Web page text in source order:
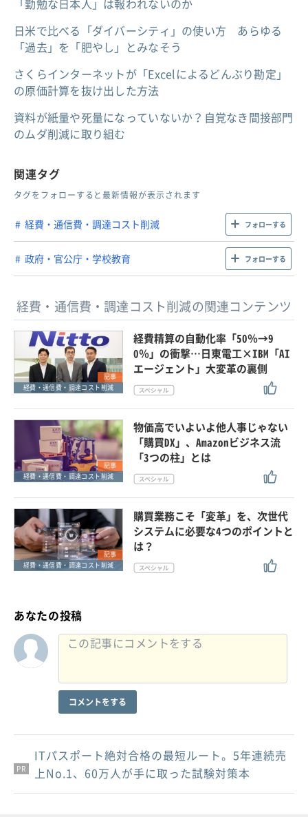
「勤勉な日本人」は報われないのか
日米で比べる「ダイバーシティ」の使い方 あらゆる
「過去」を「肥やし」とみなそう
さくらインターネットが「Excelによるどんぶり勘定」
の原価計算を抜け出した方法
資料が紙量や死量になっていないか？自覚なき間接部門
のムダ削減に取り組む
関連タグ
タグをフォローすると最新情報が表示されます
経費・通信費・調達コスト削減 フォローする
政府・官公庁・学校教育 フォローする
経費・通信費・調達コスト削減の関連コンテンツ
記事
経費・通信費・調達コスト削減
経費精算の自動化率「50％→9
0％」の衝撃…日東電工×IBM「AI
エージェント」大変革の裏側
記事
経費・通信費・調達コスト削減
物価高でいよいよ他人事じゃない
「購買DX」、Amazonビジネス流
「3つの柱」とは
記事
経費・通信費・調達コスト削減
購買業務こそ「変革」を、次世代
システムに必要な4つのポイントと
は？
あなたの投稿
コメントをする
PR
PR
PR
ITパスポート絶対合格の最短ルート。5年連続売
上No.1、60万人が手に取った試験対策本